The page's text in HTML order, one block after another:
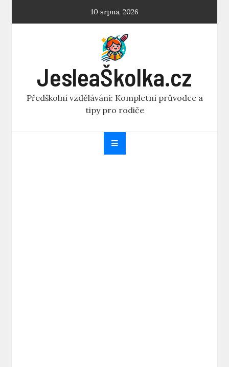
10 srpna, 2026
JesleaŠkolka.cz
Předškolní vzdělávání: Kompletní průvodce a
tipy pro rodiče